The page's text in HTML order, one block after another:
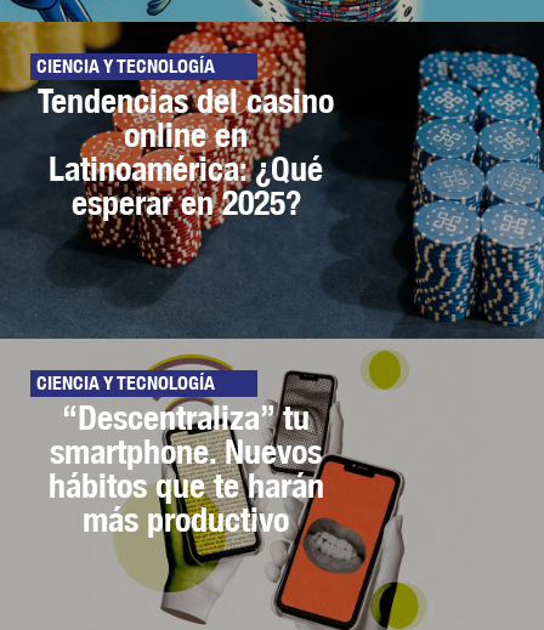
CIENCIA Y TECNOLOGÍA
Tendencias del casino
online en
Latinoamérica: ¿Qué
esperar en 2025?
CIENCIA Y TECNOLOGÍA
“Descentraliza” tu
smartphone. Nuevos
hábitos que te harán
más productivo